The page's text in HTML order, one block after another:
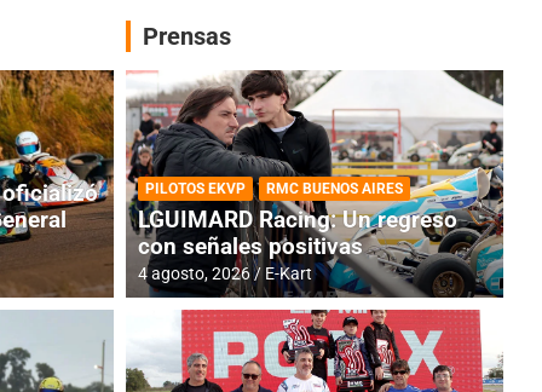
RMC BUENOS AIRES
oficializó
Prensas
PILOTOS EKVP RMC BUENOS AIRES
LGUIMARD Racing: Un regreso
con señales positivas
4 agosto, 2026 E-Kart